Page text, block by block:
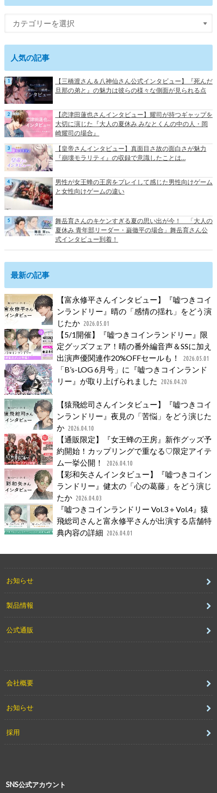
人気の記事
【三橋渡さん＆八神仙さん公式インタビュー】『死んだ
旦那の弟と』の魅力は彼らの様々な側面が見られる点
【恋津田蓮也さんインタビュー】耀司が持つギャップを
大切に演じた『大人の夏休み みなとくんの中の人・岡
崎耀司の場合』
【皇帝さんインタビュー】真面目さ故の面白さが魅力
『崩壊モラリティ』の収録で意識したことは…
男性が女王蜂の王房をプレイして感じた男性向けゲーム
と女性向けゲームの違い
舞岳育さんのキケンすぎる夏の思い出が今！ 「大人の
夏休み 青年部リーダー・巌徹平の場合」舞岳育さん公
式インタビュー到着！
最新の記事
【富永修平さんインタビュー】『嘘つきコイ
ンランドリー』晴の「感情の揺れ」をどう演
じたか 2026.05.01
【5/1開催】『嘘つきコインランドリー』限
定グッズフェア！晴の番外編音声＆SSに加え
出演声優関連作20%OFFセールも！
2026.05.01
「B’s-LOG 6月号」に『嘘つきコインランド
リー』が取り上げられました
2026.04.20
【猿飛総司さんインタビュー】『嘘つきコイ
ンランドリー』夜見の「苦悩」をどう演じた
か 2026.04.10
【通販限定】『女王蜂の王房』新作グッズ予
約開始！カップリングで重なる♡限定アイテ
ム一挙公開！
2026.04.10
【彩和矢さんインタビュー】『嘘つきコイン
ランドリー』健太の「心の葛藤」をどう演じ
たか 2026.04.03
『嘘つきコインランドリー Vol.3＋Vol.4』猿
飛総司さんと富永修平さんが出演する店舗特
典内容の詳細 2026.04.01
お知らせ
製品情報
公式通販
会社概要
お知らせ
採用
SNS公式アカウント